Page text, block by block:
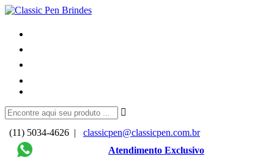
(11) 5034-4626 |
classicpen@classicpen.com.br
Atendimento Exclusivo